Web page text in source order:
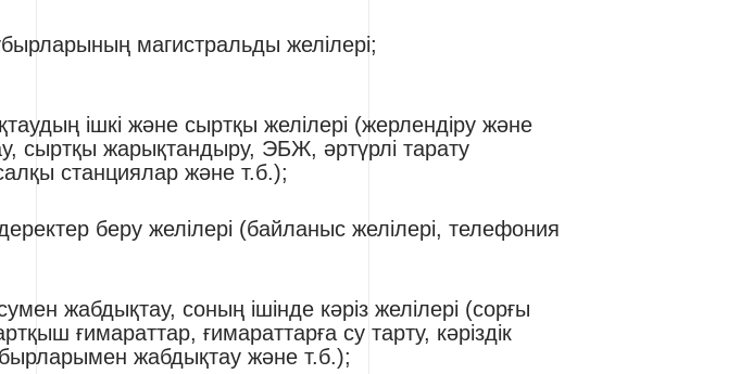
магистральды желілері;
ішкі және сыртқы желілері (жерлендіру және
сыртқы жарықтандыру, ЭБЖ, әртүрлі тарату
станциялар және т.б.);
беру желілері (байланыс желілері, телефония
жабдықтау, соның ішінде кәріз желілері (сорғы
ғимараттар, ғимараттарға су тарту, кәріздік
жабдықтау және т.б.);